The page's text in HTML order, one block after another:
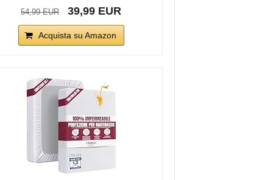
54,99 EUR 39,99 EUR
Acquista su Amazon